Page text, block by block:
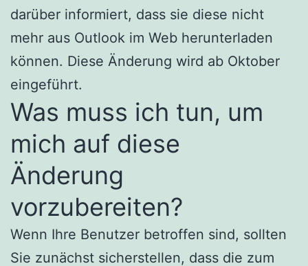
darüber informiert, dass sie diese nicht
mehr aus Outlook im Web herunterladen
können. Diese Änderung wird ab Oktober
eingeführt.
Was muss ich tun, um
mich auf diese
Änderung
vorzubereiten?
Wenn Ihre Benutzer betroffen sind, sollten
Sie zunächst sicherstellen, dass die zum